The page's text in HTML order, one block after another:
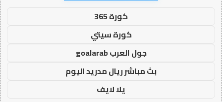
كورة 365
كورة سيتي
جول العرب goalarab
بث مباشر ريال مدريد اليوم
يلا لايف